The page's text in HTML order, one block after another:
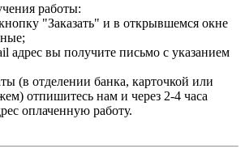
работы:
"Заказать" и в открывшемся окне
адрес вы получите письмо с указанием
(в отделении банка, карточкой или
отпишитесь нам и через 2-4 часа
оплаченную работу.